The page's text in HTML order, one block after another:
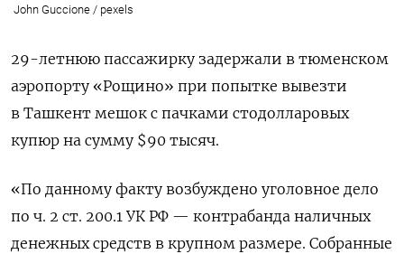
John Guccione / pexels
29-летнюю пассажирку задержали в тюменском
аэропорту «Рощино» при попытке вывезти
в Ташкент мешок с пачками стодолларовых
купюр на сумму $90 тысяч.
«По данному факту возбуждено уголовное дело
по ч. 2 ст. 200.1 УК РФ — контрабанда наличных
денежных средств в крупном размере. Собранные